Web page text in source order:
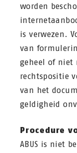
worden
is verwezen.
van
geheel of niet
rechtspositie
van het
geldigheid
Procedure
ABUS is niet